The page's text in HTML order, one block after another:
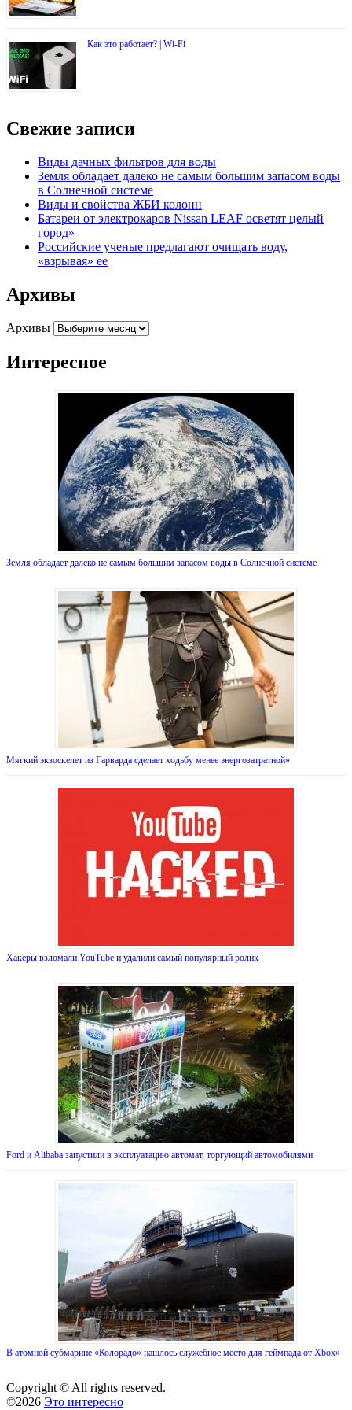
Как это работает? | Wi-Fi
Свежие записи
Виды дачных фильтров для воды
Земля обладает далеко не самым большим запасом воды
в Солнечной системе
Виды и свойства ЖБИ колонн
Батареи от электрокаров Nissan LEAF осветят целый
город»
Российские ученые предлагают очищать воду,
«взрывая» ее
Архивы
Архивы
Интересное
Земля обладает далеко не самым большим запасом воды в Солнечной системе
Мягкий экзоскелет из Гарварда сделает ходьбу менее энергозатратной»
Хакеры взломали YouTube и удалили самый популярный ролик
Ford и Alibaba запустили в эксплуатацию автомат, торгующий автомобилями
В атомной субмарине «Колорадо» нашлось служебное место для геймпада от Xbox»
Copyright © All rights reserved.
©2026 Это интересно